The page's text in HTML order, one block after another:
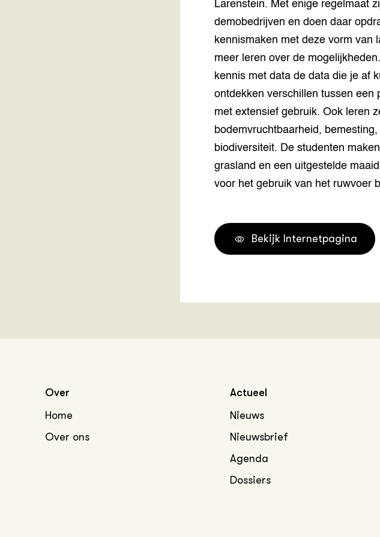
Larenstein. Met enige regelmaat
demobedrijven en doen daar
kennismaken met deze vorm van
meer leren over de
kennis met data de data die je af
ontdekken verschillen tussen een
met extensief gebruik. Ook leren
bodemvruchtbaarheid,
biodiversiteit. De studenten
grasland en een uitgestelde
voor het gebruik van het ruwvoer
Bekijk Internetpagina
Over
Home
Over ons
Actueel
Nieuws
Nieuwsbrief
Agenda
Dossiers